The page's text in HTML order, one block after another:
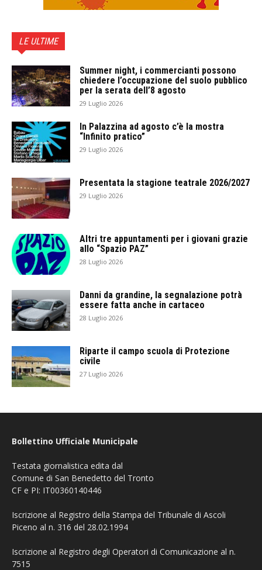
LE ULTIME
Summer night, i commercianti possono
chiedere l’occupazione del suolo pubblico
per la serata dell’8 agosto
29 Luglio 2026
In Palazzina ad agosto c’è la mostra
“Infinito pratico”
29 Luglio 2026
Presentata la stagione teatrale 2026/2027
29 Luglio 2026
Altri tre appuntamenti per i giovani grazie
allo “Spazio PAZ”
28 Luglio 2026
Danni da grandine, la segnalazione potrà
essere fatta anche in cartaceo
28 Luglio 2026
Riparte il campo scuola di Protezione
civile
27 Luglio 2026
Bollettino Ufficiale Municipale
Testata giornalistica edita dal
Comune di San Benedetto del Tronto
CF e PI: IT00360140446
Iscrizione al Registro della Stampa del Tribunale di Ascoli
Piceno al n. 316 del 28.02.1994
Iscrizione al Registro degli Operatori di Comunicazione al n.
7515